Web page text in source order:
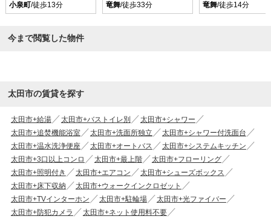
小泉町/徒歩13分
竜舞/徒歩33分
竜舞/徒歩14分
今まで閲覧した物件
太田市の賃貸を探す
太田市+給湯 太田市+バストイレ別
太田市+シャワー
太田市+追焚機能浴室
太田市+洗面所独立
太田市+シャワー付洗面台
太田市+温水洗浄便座
太田市+オートバス
太田市+システムキッチン
太田市+3口以上コンロ
太田市+最上階
太田市+フローリング
太田市+照明付き
太田市+エアコン
太田市+シューズボックス
太田市+床下収納
太田市+ウォークインクロゼット
太田市+TVインターホン
太田市+駐輪場
太田市+光ファイバー
太田市+防犯カメラ
太田市+ネット使用料不要